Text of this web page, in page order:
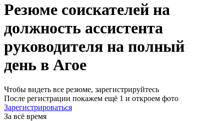
Резюме соискателей на
должность ассистента
руководителя на полный
день в Агое
Чтобы видеть все резюме, зарегистрируйтесь
После регистрации покажем ещё 1 и откроем фото
Зарегистрироваться
За всё время